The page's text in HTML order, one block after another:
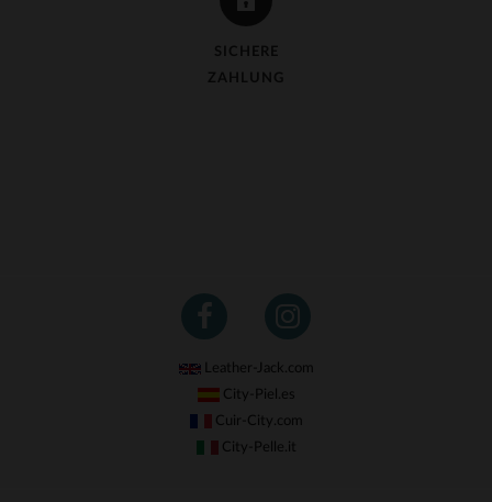
SICHERE
ZAHLUNG
Leather-Jack.com
City-Piel.es
Cuir-City.com
City-Pelle.it